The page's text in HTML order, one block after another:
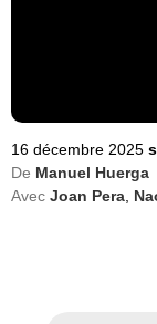
16 décembre 2025
De Manuel Huerga
Avec Joan Pera